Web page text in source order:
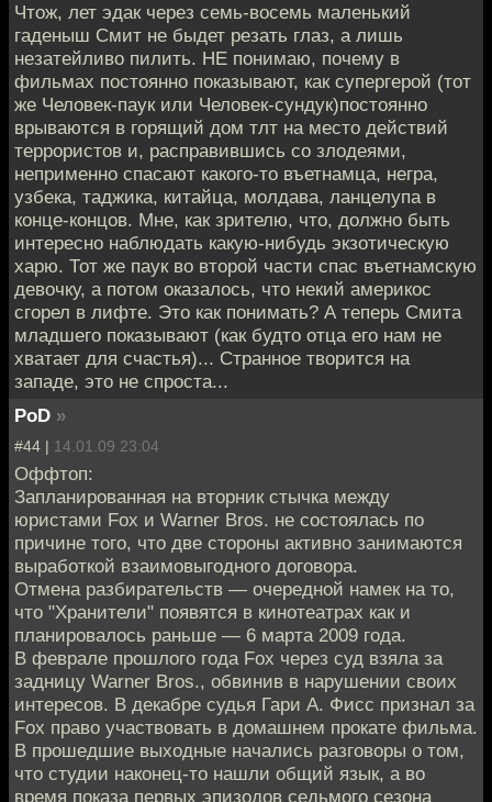
Чтож, лет эдак через семь-восемь маленький
гаденыш Смит не быдет резать глаз, а лишь
незатейливо пилить. НЕ понимаю, почему в
фильмах постоянно показывают, как супергерой (тот
же Человек-паук или Человек-сундук)постоянно
врываются в горящий дом тлт на место действий
террористов и, расправившись со злодеями,
неприменно спасают какого-то въетнамца, негра,
узбека, таджика, китайца, молдава, ланцелупа в
конце-концов. Мне, как зрителю, что, должно быть
интересно наблюдать какую-нибудь экзотическую
харю. Тот же паук во второй части спас въетнамскую
девочку, а потом оказалось, что некий америкос
сгорел в лифте. Это как понимать? А теперь Смита
младшего показывают (как будто отца его нам не
хватает для счастья)... Странное творится на
западе, это не спроста...
PoD »
#44 | 14.01.09 23:04
Оффтоп:
Запланированная на вторник стычка между
юристами Fox и Warner Bros. не состоялась по
причине того, что две стороны активно занимаются
выработкой взаимовыгодного договора.
Отмена разбирательств — очередной намек на то,
что "Хранители" появятся в кинотеатрах как и
планировалось раньше — 6 марта 2009 года.
В феврале прошлого года Fox через суд взяла за
задницу Warner Bros., обвинив в нарушении своих
интересов. В декабре судья Гари А. Фисс признал за
Fox право участвовать в домашнем прокате фильма.
В прошедшие выходные начались разговоры о том,
что студии наконец-то нашли общий язык, а во
время показа первых эпизодов седьмого сезона